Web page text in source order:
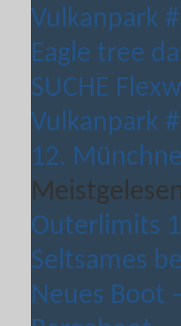
Vulkanpark
Eagle tree
SUCHE
Vulkanpark
12.
Outerlimits
Seltsames
Neues Boot